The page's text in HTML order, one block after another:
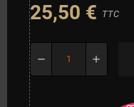
25,50 € TTC
remove add